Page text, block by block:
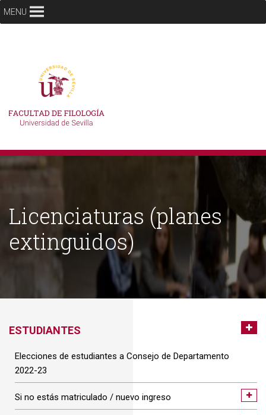
MENU
Licenciaturas (planes
extinguidos)
ESTUDIANTES
Elecciones de estudiantes a Consejo de Departamento
2022-23
Si no estás matriculado / nuevo ingreso